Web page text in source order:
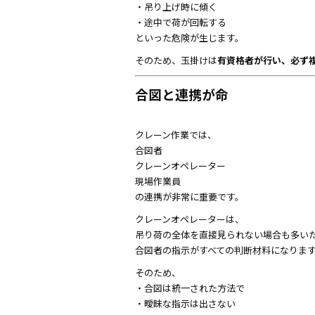
・吊り上げ時に傾く
・途中で荷が回転する
といった危険が生じます。
そのため、玉掛けは有資格者が行い、必ず
合図と連携が命
クレーン作業では、
合図者
クレーンオペレーター
現場作業員
の連携が非常に重要です。
クレーンオペレーターは、
吊り荷の全体を直接見られない場合も多い
合図者の指示がすべての判断材料になります
そのため、
・合図は統一された方法で
・曖昧な指示は出さない